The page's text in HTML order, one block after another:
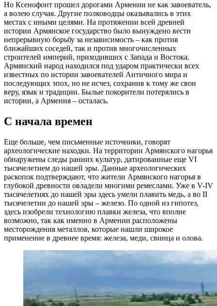
Но Ксенофонт прошел дорогами Армении не как завоеватель,
а волею случая. Другие полководцы оказывались в этих
местах с иными целями. На протяжении всей древней
истории Армянское государство было вынуждено вести
непрерывную борьбу за независимость – как против
ближайших соседей, так и против многочисленных
строителей империй, приходивших с Запада и Востока.
Армянский народ находился под ударом практически всех
известных по истории завоевателей Античного мира и
последующих эпох, но не исчез, сохранив к тому же свои
веру, язык и традиции. Былые покорители потерялись в
истории, а Армения – осталась.
С начала времен
Еще больше, чем письменные источники, говорят
археологические находки. На территории Армянского нагорья
обнаружены следы ранних культур, датированные еще VI
тысячелетием до нашей эры. Данные археологических
раскопок подтверждают, что жители Армянского нагорья в
глубокой древности овладели многими ремеслами. Уже в V-IV
тысячелетиях до нашей эры здесь умели плавить медь, а во II
тысячелетии до нашей эры – железо. По одной из гипотез,
здесь изобрели технологию плавки железа, что вполне
возможно, так как именно в Армении расположены
месторождения металлов, которые нашли широкое
применение в древнее время: железа, меди, свинца и олова.